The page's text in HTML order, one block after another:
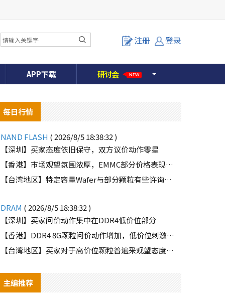
注册 登录
APP下载 研讨会 NEW
每日行情
NAND FLASH ( 2026/8/5 18:38:32 )
【深圳】买家态度依旧保守，双方议价动作零星
【香港】市场观望氛围浓厚，EMMC部分价格表现疲软
【台湾地区】特定容量Wafer与部分颗粒有些许询单，但买方需求并不强劲
DRAM ( 2026/8/5 18:38:32 )
【深圳】买家问价动作集中在DDR4低价位部分
【香港】DDR4 8G颗粒问价动作增加，低价位刺激出部分需求
【台湾地区】买家对于高价位颗粒普遍采观望态度，需求释出有限
主编推荐